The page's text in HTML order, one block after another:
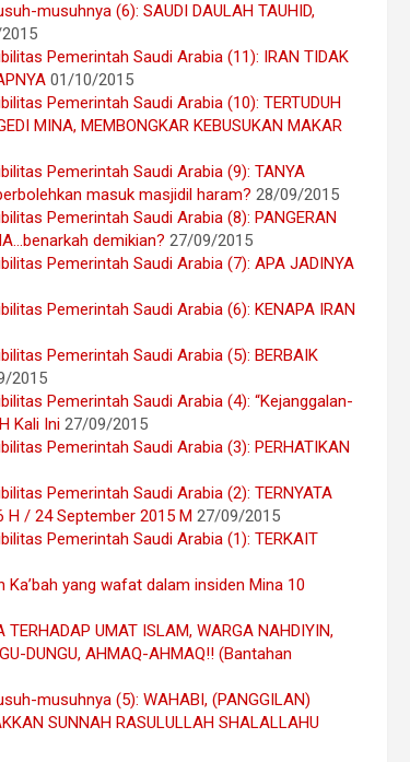
musuhnya (6): SAUDI DAULAH TAUHID,
Pemerintah Saudi Arabia (11): IRAN TIDAK
01/10/2015
Pemerintah Saudi Arabia (10): TERTUDUH
MINA, MEMBONGKAR KEBUSUKAN MAKAR
Pemerintah Saudi Arabia (9): TANYA
masuk masjidil haram? 28/09/2015
Pemerintah Saudi Arabia (8): PANGERAN
demikian? 27/09/2015
Pemerintah Saudi Arabia (7): APA JADINYA
Pemerintah Saudi Arabia (6): KENAPA IRAN
Pemerintah Saudi Arabia (5): BERBAIK
2015
Pemerintah Saudi Arabia (4): “Kejanggalan-
Kali Ini 27/09/2015
Pemerintah Saudi Arabia (3): PERHATIKAN
Pemerintah Saudi Arabia (2): TERNYATA
H / 24 September 2015 M 27/09/2015
Pemerintah Saudi Arabia (1): TERKAIT
yang wafat dalam insiden Mina 10
TERHADAP UMAT ISLAM, WARGA NAHDIYIN,
DUNGU, AHMAQ-AHMAQ!! (Bantahan
musuhnya (5): WAHABI, (PANGGILAN)
SUNNAH RASULULLAH SHALALLAHU